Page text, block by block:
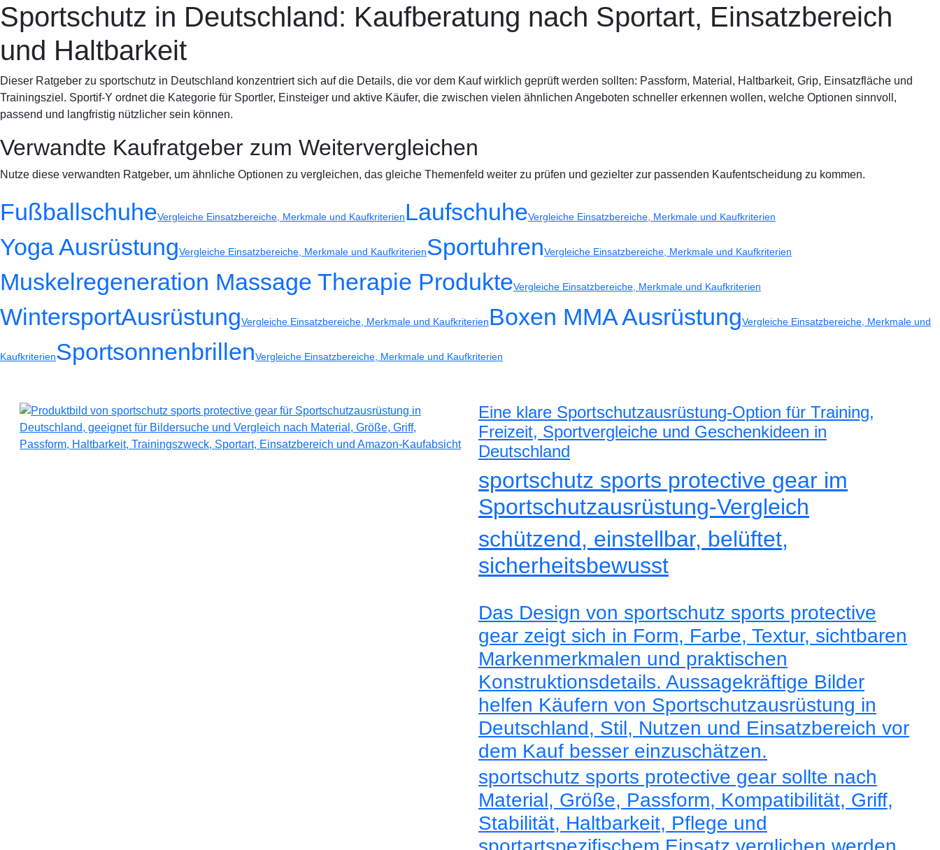
Sportif-Y
Startseite
Ausrüstung Laufschuhe Training Sportuhren Regeneration
Sportschutz in Deutschland: Kaufberatung nach Sportart, Einsatzbereich
und Haltbarkeit
Dieser Ratgeber zu sportschutz in Deutschland konzentriert sich auf die Details, die vor dem Kauf wirklich geprüft werden sollten: Passform, Material, Haltbarkeit, Grip, Einsatzfläche und
Trainingsziel. Sportif-Y ordnet die Kategorie für Sportler, Einsteiger und aktive Käufer, die zwischen vielen ähnlichen Angeboten schneller erkennen wollen, welche Optionen sinnvoll,
passend und langfristig nützlicher sein können.
Verwandte Kaufratgeber zum Weitervergleichen
Nutze diese verwandten Ratgeber, um ähnliche Optionen zu vergleichen, das gleiche Themenfeld weiter zu prüfen und gezielter zur passenden Kaufentscheidung zu kommen.
FußballschuheVergleiche Einsatzbereiche, Merkmale und KaufkriterienLaufschuheVergleiche Einsatzbereiche, Merkmale und Kaufkriterien
Yoga AusrüstungVergleiche Einsatzbereiche, Merkmale und KaufkriterienSportuhrenVergleiche Einsatzbereiche, Merkmale und Kaufkriterien
Muskelregeneration Massage Therapie ProdukteVergleiche Einsatzbereiche, Merkmale und Kaufkriterien
WintersportAusrüstungVergleiche Einsatzbereiche, Merkmale und KaufkriterienBoxen MMA AusrüstungVergleiche Einsatzbereiche, Merkmale und
KaufkriterienSportsonnenbrillenVergleiche Einsatzbereiche, Merkmale und Kaufkriterien
Eine klare Sportschutzausrüstung-Option für Training,
Freizeit, Sportvergleiche und Geschenkideen in
Deutschland
sportschutz sports protective gear im
Sportschutzausrüstung-Vergleich
schützend, einstellbar, belüftet,
sicherheitsbewusst
Das Design von sportschutz sports protective
gear zeigt sich in Form, Farbe, Textur, sichtbaren
Markenmerkmalen und praktischen
Konstruktionsdetails. Aussagekräftige Bilder
helfen Käufern von Sportschutzausrüstung in
Deutschland, Stil, Nutzen und Einsatzbereich vor
dem Kauf besser einzuschätzen.
sportschutz sports protective gear sollte nach
Material, Größe, Passform, Kompatibilität, Griff,
Stabilität, Haltbarkeit, Pflege und